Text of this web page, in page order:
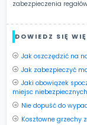
zabezpieczenia
DOWIEDZ SIĘ
Jak oszczędzić na
Jak zabezpieczyć
Jaki obowiązek
miejsc
Nie dopuść do
Kosztowne grzechy